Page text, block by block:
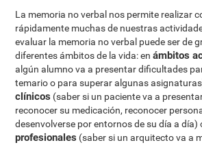
La memoria no verbal nos permite realizar
rápidamente muchas de nuestras
evaluar la memoria no verbal puede ser de
diferentes ámbitos de la vida: enámbitos
algún alumno va a presentar dificultades
temario o para superar algunas
clínicos (saber si un paciente va a
reconocer su medicación, reconocer
desenvolverse por entornos de su día a día)
profesionales (saber si un arquitecto va a